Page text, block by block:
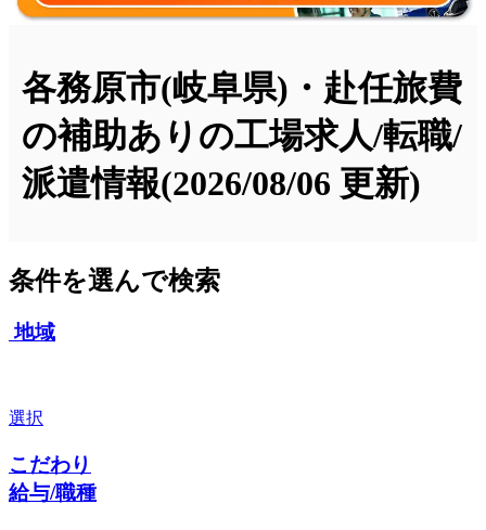
各務原市(岐阜県)・赴任旅費
の補助ありの工場求人/転職/
派遣情報(2026/08/06 更新)
条件を選んで検索
地域
選択
こだわり
給与/職種